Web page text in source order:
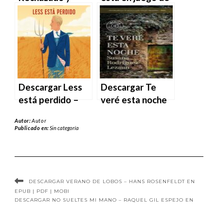
Predestinado: La
Luna con Dos
Almas 1 de
Kemich Johnson
en EPUB | PDF |
MOBI
Philipp Blom en
EPUB | PDF |
MOBI
Descargar Less
está perdido –
Greer en EPUB |
Descargar Te
veré esta noche
Autor:Autor
Publicado en: Sin categoría
DESCARGAR VERANO DE LOBOS – HANS ROSENFELDT EN
EPUB | PDF | MOBI
DESCARGAR NO SUELTES MI MANO – RAQUEL GIL ESPEJO EN